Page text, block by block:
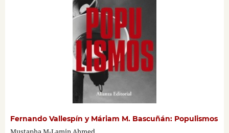
Fernando Vallespín y Máriam M. Bascuñán: Populismos